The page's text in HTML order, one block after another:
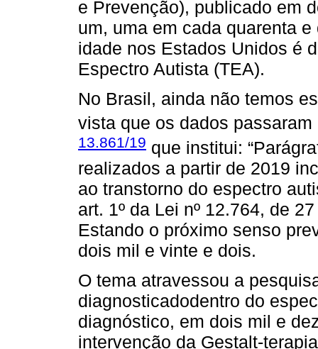
e Prevenção), publicado em
um, uma em cada quarenta
idade nos Estados Unidos é
Espectro Autista (TEA).
No Brasil, ainda não temos
vista que os dados
13.861/19 que institui:
realizados a partir de 2019
ao transtorno do espectro
art. 1º da Lei nº 12.764, de
Estando o próximo senso
dois mil e vinte e dois.
O tema atravessou a
diagnosticadodentro do
diagnóstico, em dois mil e
intervenção da Gestalt-